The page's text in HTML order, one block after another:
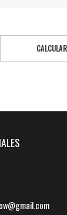
CALCULAR